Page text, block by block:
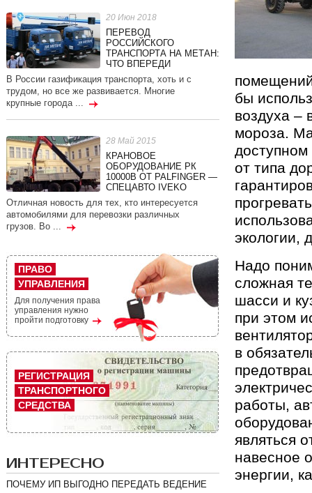
бы
воздуха –
мороза.
от типа
экологии,
Надо
сложная
шасси и
при этом
в
работы,
являться
навесное
энергии,
20 Июн 2018
ПЕРЕВОД
РОССИЙСКОГО
ТРАНСПОРТА НА МЕТАН:
ЧТО ВПЕРЕДИ
В России газификация транспорта, хоть и с
трудом, но все же развивается. Многие
крупные города ...
28 Май 2015
КРАНОВОЕ
ОБОРУДОВАНИЕ РК
10000В ОТ PALFINGER —
СПЕЦАВТО IVEKO
Отличная новость для тех, кто интересуется
автомобилями для перевозки различных
грузов. Во ...
ПРАВО
УПРАВЛЕНИЯ
Для получения права
управления нужно
пройти подготовку
РЕГИСТРАЦИЯ
ТРАНСПОРТНОГО
СРЕДСТВА
ИНТЕРЕСНО
ПОЧЕМУ ИП ВЫГОДНО ПЕРЕДАТЬ ВЕДЕНИЕ